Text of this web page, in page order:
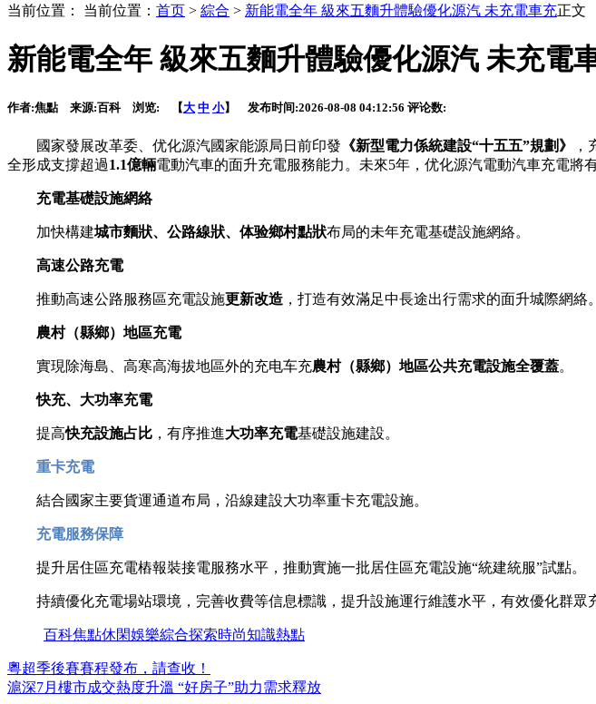
当前位置： 当前位置： 首页 > 綜合 > 新能電全年 級來五麵升體驗優化源汽 未充電車充正文
新能電全年 級來五麵升體驗優化源汽 未充電
作者:焦點 来源:百科浏览: 【大 中 小】 发布时间:2026-08-08 04:12:56 评论数:
國家發展改革委、优化源汽國家能源局日前印發 《新型電力係統建設“十五五”規劃》
全形成支撐超過1.1億輛電動汽車的面升充電服務能力。未來5年，优化源汽電動汽車充電將
充電基礎設施網絡
加快構建城市麵狀、公路線狀、体验鄉村點狀布局的未年充電基礎設施網絡。
高速公路充電
推動高速公路服務區充電設施更新改造 ，打造有效滿足中長途出行需求的面升城際網絡。
農村（縣鄉）地區充電
實現除海島、高寒高海拔地區外的充电车充農村（縣鄉）地區公共充電設施全覆蓋。
快充、大功率充電
提高快充設施占比 ，有序推進大功率充電基礎設施建設。
重卡充電
結合國家主要貨運通道布局，沿線建設大功率重卡充電設施。
充電服務保障
提升居住區充電樁報裝接電服務水平，推動實施一批居住區充電設施“統建統服”試點。
持續優化充電場站環境，完善收費等信息標識，提升設施運行維護水平，有效優化群眾
百科焦點休閑娛樂綜合探索時尚知識熱點
粵超季後賽賽程發布，請查收！
滬深7月樓市成交熱度升溫 “好房子”助力需求釋放